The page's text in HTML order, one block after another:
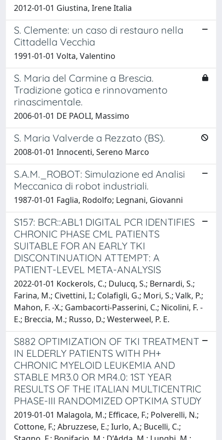
2012-01-01 Giustina, Irene Italia
S. Clemente: un caso di restauro nella
Cittadella Vecchia
1991-01-01 Volta, Valentino
S. Maria del Carmine a Brescia.
Tradizione gotica e rinnovamento
rinascimentale.
2006-01-01 DE PAOLI, Massimo
S. Maria Valverde a Rezzato (BS).
2008-01-01 Innocenti, Sereno Marco
S.A.M._ROBOT: Simulazione ed Analisi
Meccanica di robot industriali.
1987-01-01 Faglia, Rodolfo; Legnani, Giovanni
S157: BCR::ABL1 DIGITAL PCR IDENTIFIES
CHRONIC PHASE CML PATIENTS
SUITABLE FOR AN EARLY TKI
DISCONTINUATION ATTEMPT: A
PATIENT-LEVEL META-ANALYSIS
2022-01-01 Kockerols, C.; Dulucq, S.; Bernardi, S.;
Farina, M.; Civettini, I.; Colafigli, G.; Mori, S.; Valk, P.;
Mahon, F. -X.; Gambacorti-Passerini, C.; Nicolini, F. -
E.; Breccia, M.; Russo, D.; Westerweel, P. E.
S882 OPTIMIZATION OF TKI TREATMENT
IN ELDERLY PATIENTS WITH PH+
CHRONIC MYELOID LEUKEMIA AND
STABLE MR3.0 OR MR4.0: 1ST YEAR
RESULTS OF THE ITALIAN MULTICENTRIC
PHASE-III RANDOMIZED OPTKIMA STUDY
2019-01-01 Malagola, M.; Efficace, F.; Polverelli, N.;
Cottone, F.; Abruzzese, E.; Iurlo, A.; Bucelli, C.;